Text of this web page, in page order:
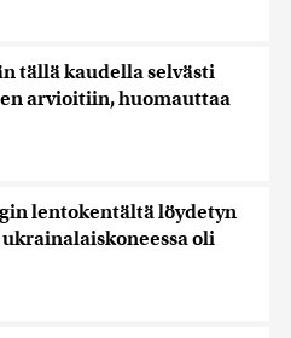
tällä kaudella selvästi
arvioitiin, huomauttaa
lentokentältä löydetyn
oli